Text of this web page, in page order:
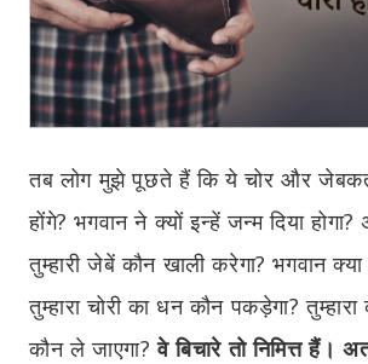
तब लोग मुझे पूछते हैं कि ये चोर और
होंगे? भगवान ने क्यों इन्हें जन्म दिया
तुम्हारी जेबें कौन खाली करेगा? भगवान
तुम्हारा चोरी का धन कौन पकड़ेगा? तुम्हारा
कौन ले जाएगा?वे बिचारे तो निमित्त हैं।